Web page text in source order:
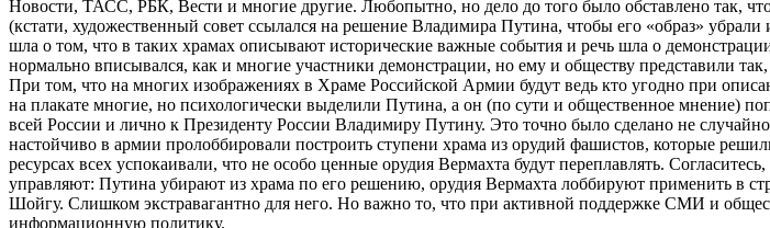
Новости, ТАСС, РБК, Вести и многие другие. Любопытно, но дело до того было обставлено так,
(кстати, художественный совет ссылался на решение Владимира Путина, чтобы его «образ»
шла о том, что в таких храмах описывают исторические важные события и речь шла о
нормально вписывался, как и многие участники демонстрации, но ему и обществу представили
При том, что на многих изображениях в Храме Российской Армии будут ведь кто угодно при
на плакате многие, но психологически выделили Путина, а он (по сути и общественное мнение)
всей России и лично к Президенту России Владимиру Путину. Это точно было сделано не
настойчиво в армии пролоббировали построить ступени храма из орудий фашистов, которые
ресурсах всех успокаивали, что не особо ценные орудия Вермахта будут переплавлять.
управляют: Путина убирают из храма по его решению, орудия Вермахта лоббируют применить в
Шойгу. Слишком экстравагантно для него. Но важно то, что при активной поддержке СМИ и
информационную политику.